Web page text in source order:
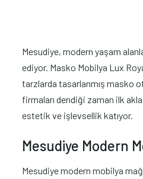
Mesudiye, modern yaşam
ediyor. Masko Mobilya Lux
tarzlarda tasarlanmış masko
firmaları dendiği zaman ilk
estetik ve işlevsellik katıyor.
Mesudiye Modern
Mesudiye modern mobilya